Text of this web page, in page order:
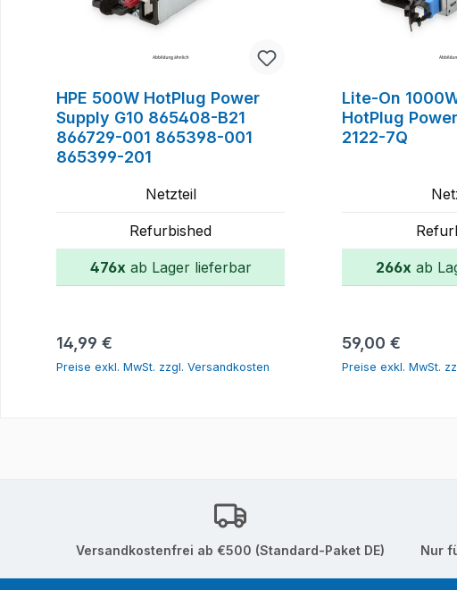
HPE 500W HotPlug Power
Supply G10 865408-B21
866729-001 865398-001
865399-201
Netzteil
Refurbished
476x ab Lager lieferbar
Regulärer Preis:
14,99 €
Preise exkl. MwSt. zzgl. Versandkosten
Lite-On
HotPlug
2122-7Q
266x ab
Regulärer Preis:
59,00 €
Preise exkl. MwSt.
Versandkostenfrei ab €500 (Standard-Paket DE) Nur